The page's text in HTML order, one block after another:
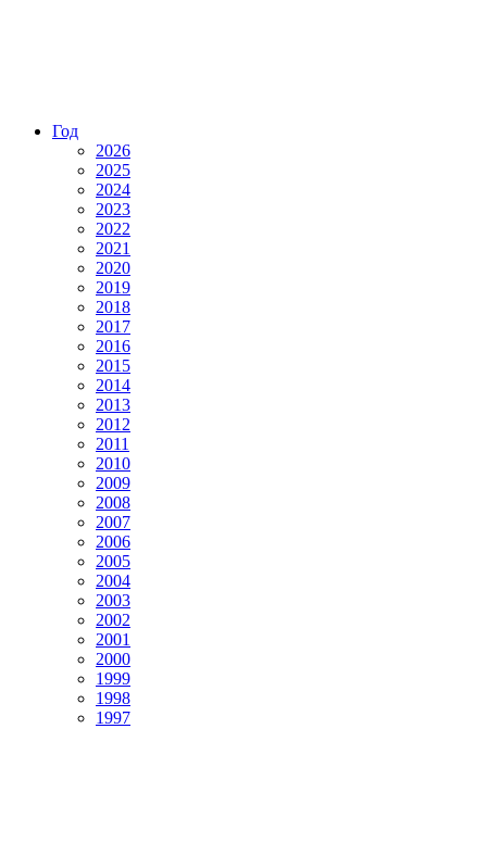
Год
2026
2025
2024
2023
2022
2021
2020
2019
2018
2017
2016
2015
2014
2013
2012
2011
2010
2009
2008
2007
2006
2005
2004
2003
2002
2001
2000
1999
1998
1997